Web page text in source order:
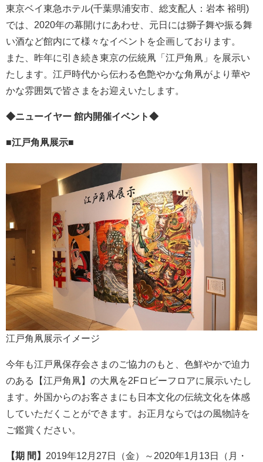
東京ベイ東急ホテル(千葉県浦安市、総支配人：岩本 裕明)
では、2020年の幕開けにあわせ、元日には獅子舞や振る舞
い酒など館内にて様々なイベントを企画しております。
また、昨年に引き続き東京の伝統凧「江戸角凧」を展示い
たします。江戸時代から伝わる色艶やかな角凧がより華や
かな雰囲気で皆さまをお迎えいたします。
◆ニューイヤー 館内開催イベント◆
■江戸角凧展示■
江戸角凧展示イメージ
今年も江戸凧保存会さまのご協力のもと、色鮮やかで迫力
のある【江戸角凧】の大凧を2Fロビーフロアに展示いたし
ます。外国からのお客さまにも日本文化の伝統文化を体感
していただくことができます。お正月ならではの風物詩を
ご鑑賞ください。
【期 間】 2019年12月27日（金）～2020年1月13日（月・